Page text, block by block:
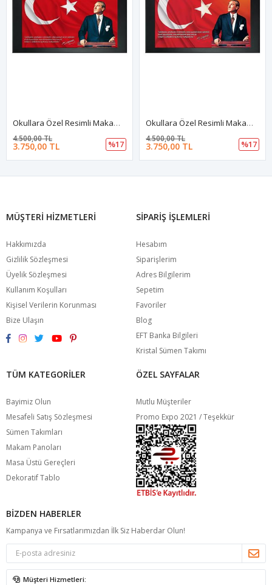
Okullara Özel Resimli Makam Arkalığı
3.750,00 TL
4.500,00 TL
%17
Okullara Özel Resimli Makam Arkalığı
3.750,00 TL
4.500,00 TL
%17
MÜŞTERI HIZMETLERI
Hakkımızda
Gizlilik Sözleşmesi
Üyelik Sözleşmesi
Kullanım Koşulları
Kişisel Verilerin Korunması
Bize Ulaşın
SIPARIŞ İŞLEMLERI
Hesabım
Siparişlerim
Adres Bilgilerim
Sepetim
Favoriler
Blog
EFT Banka Bilgileri
Kristal Sümen Takımı
TÜM KATEGORILER
Bayimiz Olun
Mesafeli Satış Sözleşmesi
Sümen Takımları
Makam Panoları
Masa Üstü Gereçleri
Dekoratif Tablo
ÖZEL SAYFALAR
Mutlu Müşteriler
Promo Expo 2021 / Teşekkür
BIZDEN HABERLER
Kampanya ve Fırsatlarımızdan İlk Siz Haberdar Olun!
Müşteri Hizmetleri: